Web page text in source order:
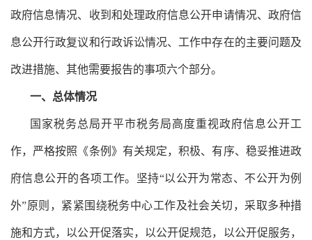
政府信息情况、收到和处理政府信息公开申请情况、政府信
息公开行政复议和行政诉讼情况、工作中存在的主要问题及
改进措施、其他需要报告的事项六个部分。
一、总体情况
国家税务总局开平市税务局高度重视政府信息公开工
作，严格按照《条例》有关规定，积极、有序、稳妥推进政
府信息公开的各项工作。坚持“以公开为常态、不公开为例
外”原则，紧紧围绕税务中心工作及社会关切，采取多种措
施和方式，以公开促落实，以公开促规范，以公开促服务，